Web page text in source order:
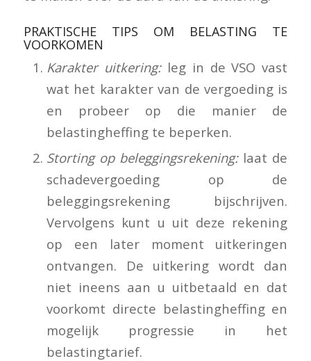
PRAKTISCHE TIPS OM BELASTING TE
VOORKOMEN
Karakter uitkering:leg in de VSO vast
wat het karakter van de vergoeding is
en probeer op die manier de
belastingheffing te beperken.
Storting op beleggingsrekening: laat de
schadevergoeding op de
beleggingsrekening bijschrijven.
Vervolgens kunt u uit deze rekening
op een later moment uitkeringen
ontvangen. De uitkering wordt dan
niet ineens aan u uitbetaald en dat
voorkomt directe belastingheffing en
mogelijk progressie in het
belastingtarief.